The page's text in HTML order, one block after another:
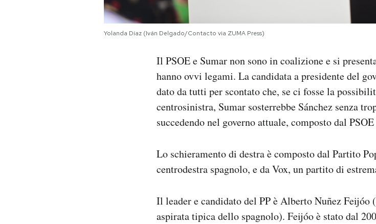
Yolanda Díaz (Iván Delgado/Contacto via ZUMA Press)
Il PSOE e Sumar non sono in coalizione e si
hanno ovvi legami. La candidata a presidente del
dato da tutti per scontato che, se ci fosse la
centrosinistra, Sumar sosterrebbe Sánchez senza
succedendo nel governo attuale, composto dal
Lo schieramento di destra è composto dal Partito
centrodestra spagnolo, e da Vox, un partito di
Il leader e candidato del PP è Alberto Nuñez
aspirata tipica dello spagnolo). Feijóo è stato dal